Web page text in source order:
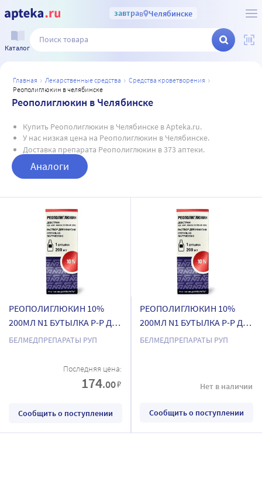
завтрав Челябинске
Каталог
главная лекарственные средства
средства кроветворения
реополиглюкин в челябинске
Реополиглюкин в Челябинске
Купить Реополиглюкин в Челябинске в Apteka.ru.
У нас низкая цена на Реополиглюкин в Челябинске.
Доставка препарата Реополиглюкин в 373 аптеки.
Аналоги
РЕОПОЛИГЛЮКИН 10%
200МЛ N1 БУТЫЛКА Р-Р Д/
ИНФ/БЕЛМЕДПРЕПАРАТЫ/
БЕЛМЕДПРЕПАРАТЫ РУП
Последняя цена:
174.00₽
Сообщить о поступлении
РЕОПОЛИГЛЮКИН 10%
200МЛ N1 БУТЫЛКА Р-Р Д/
ИНФ/БЕЛМЕДПРЕПАРАТЫ/
БЕЛМЕДПРЕПАРАТЫ РУП
Нет в наличии
Сообщить о поступлении